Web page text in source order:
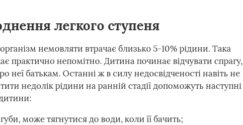
легкого ступеня
немовляти втрачає близько 5-10% рідини. Така
практично непомітно. Дитина починає відчувати спрагу,
неї батькам. Останні ж в силу недосвідченості навіть не
недолік рідини на ранній стадії допоможуть наступні
може тягнутися до води, коли її бачить;